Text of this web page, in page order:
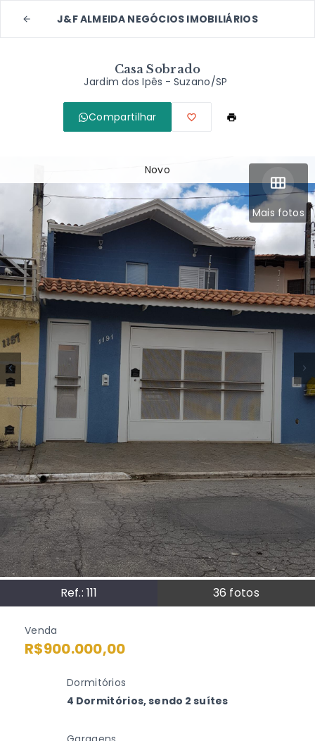
J&F ALMEIDA NEGÓCIOS IMOBILIÁRIOS
Casa Sobrado
Jardim dos Ipês - Suzano/SP
Compartilhar
Mais fotos
Ref.: 111 36 fotos
Novo
Venda
R$900.000,00
Dormitórios
4 Dormitórios, sendo 2 suítes